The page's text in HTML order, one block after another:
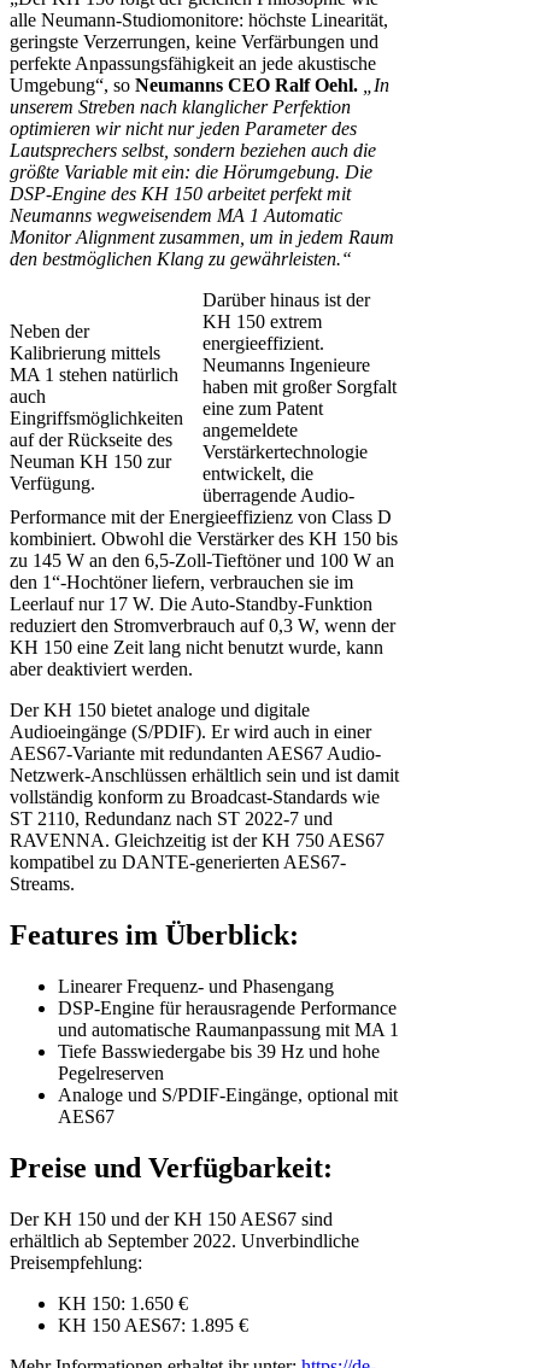
alle Neumann-Studiomonitore: höchste Linearität,
geringste Verzerrungen, keine Verfärbungen und
perfekte Anpassungsfähigkeit an jede akustische
Umgebung“, so Neumanns CEO Ralf Oehl.
„In
unserem Streben nach klanglicher Perfektion
optimieren wir nicht nur jeden Parameter des
Lautsprechers selbst, sondern beziehen auch die
größte Variable mit ein: die Hörumgebung. Die
DSP-Engine des KH 150 arbeitet perfekt mit
Neumanns wegweisendem MA 1 Automatic
Monitor Alignment zusammen, um in jedem Raum
den bestmöglichen Klang zu gewährleisten.“
Neben der
Kalibrierung mittels
MA 1 stehen natürlich
auch
Eingriffsmöglichkeiten
auf der Rückseite des
Neuman KH 150 zur
Verfügung.
Darüber hinaus ist der
KH 150 extrem
energieeffizient.
Neumanns Ingenieure
haben mit großer Sorgfalt
eine zum Patent
angemeldete
Verstärkertechnologie
entwickelt, die
überragende Audio-
Performance mit der Energieeffizienz von Class D
kombiniert. Obwohl die Verstärker des KH 150 bis
zu 145 W an den 6,5-Zoll-Tieftöner und 100 W an
den 1“-Hochtöner liefern, verbrauchen sie im
Leerlauf nur 17 W. Die Auto-Standby-Funktion
reduziert den Stromverbrauch auf 0,3 W, wenn der
KH 150 eine Zeit lang nicht benutzt wurde, kann
aber deaktiviert werden.
Der KH 150 bietet analoge und digitale
Audioeingänge (S/PDIF). Er wird auch in einer
AES67-Variante mit redundanten AES67 Audio-
Netzwerk-Anschlüssen erhältlich sein und ist damit
vollständig konform zu Broadcast-Standards wie
ST 2110, Redundanz nach ST 2022-7 und
RAVENNA. Gleichzeitig ist der KH 750 AES67
kompatibel zu DANTE-generierten AES67-
Streams.
Features im Überblick:
Linearer Frequenz- und Phasengang
DSP-Engine für herausragende Performance
und automatische Raumanpassung mit MA 1
Tiefe Basswiedergabe bis 39 Hz und hohe
Pegelreserven
Analoge und S/PDIF-Eingänge, optional mit
AES67
Preise und Verfügbarkeit:
Der KH 150 und der KH 150 AES67 sind
erhältlich ab September 2022. Unverbindliche
Preisempfehlung:
KH 150: 1.650 €
​KH 150 AES67: 1.895 €